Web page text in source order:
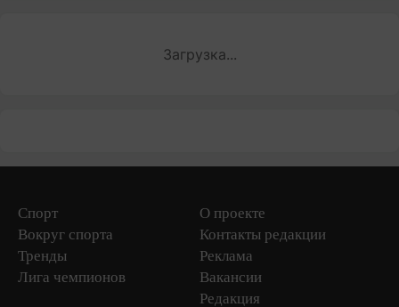
Загрузка...
Спорт
Вокруг спорта
Тренды
Лига чемпионов
О проекте
Контакты редакции
Реклама
Вакансии
Редакция